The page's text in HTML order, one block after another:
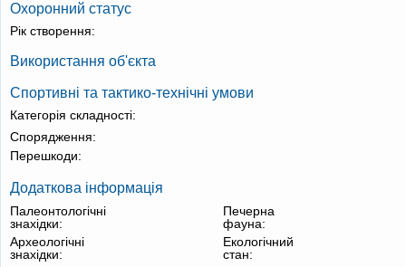
Охоронний статус
Рік створення:
Використання об'єкта
Спортивні та тактико-технічні умови
Категорія складності:
Спорядження:
Перешкоди:
Додаткова інформація
Палеонтологічні
знахідки:
Печерна
фауна:
Археологічні
знахідки:
Екологічний
стан: